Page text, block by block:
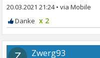
20.03.2021 21:24•
x 2
Zwerg93